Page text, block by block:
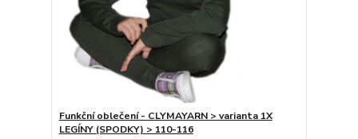
Funkční oblečení - CLYMAYARN > varianta 1X
LEGÍNY (SPODKY) > 110-116